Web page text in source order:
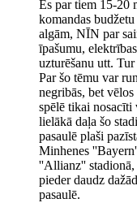
Es par tiem 15-20
komandas
algām, NĪN par
īpašumu,
uzturēšanu utt.
Par šo tēmu var
negribās, bet
spēlē tikai nosacīti
lielākā daļa šo
pasaulē plaši
Minhenes
''Allianz''
pieder daudz
pasaulē.